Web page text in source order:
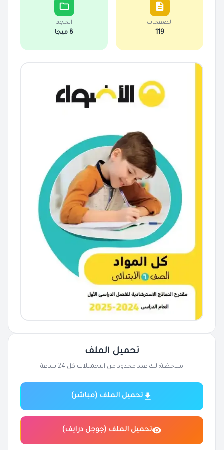
الصفحات
119
الحجم
8 ميجا
تحميل الملف
ملاحظة: لك عدد محدود من التحميلات كل 24 ساعة
تحميل الملف (مباشر)
تحميل الملف (جوجل درايف)